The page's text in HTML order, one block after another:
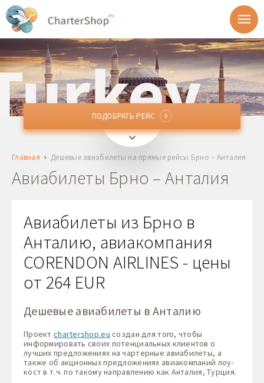
BRQБрно, Чехия
AYTАнталия, Турция
Возврат
1 + 0 + 0
ПОДОБРАТЬ РЕЙС
ПОДОБРАТЬ РЕЙС
Главная Дешевые авиабилеты на прямые рейсы Брно – Анталия
Авиабилеты Брно – Анталия
Авиабилеты из Брно в
Анталию, авиакомпания
CORENDON AIRLINES - цены
от 264 EUR
Дешевые авиабилеты в Анталию
Проект chartershop.eu создан для того, чтобы
информировать своих потенциальных клиентов о
лучших предложениях на чартерные авиабилеты, а
также об акционных предложениях авиакомпаний лоу-
кост в т.ч. по такому направлению как Анталия, Турция.